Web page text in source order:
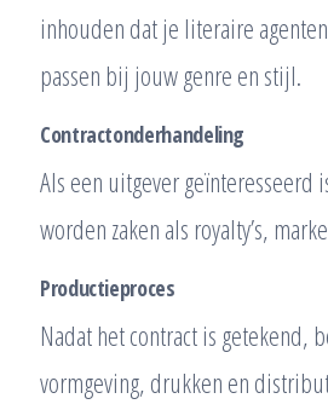
inhouden dat je literaire
passen bij jouw genre en stijl.
Contractonderhandeling
Als een uitgever
worden zaken als royalty’s,
Productieproces
Nadat het contract is getekend,
vormgeving, drukken en